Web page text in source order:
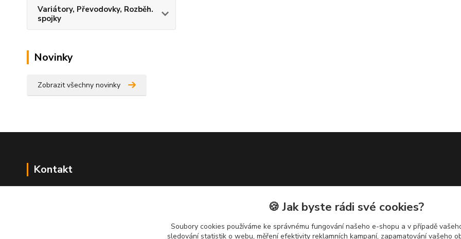
Variátory, Převodovky, Rozběh.
spojky
Novinky
Zobrazit všechny novinky
Kontakt
🍪 Jak byste rádi své cookies?
Soubory cookies používáme ke správnému fungování našeho e-shopu a v případě
sledování statistik o webu, měření efektivity reklamních kampaní, zapamatování vašeho